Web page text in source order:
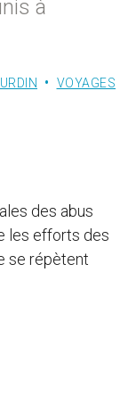
à
VOYAGES
des abus
les efforts des
se répètent